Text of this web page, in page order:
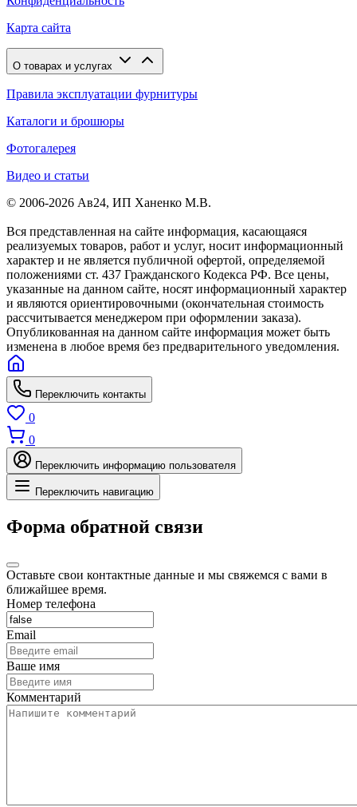
Карта сайта
О товарах и услугах
Правила эксплуатации фурнитуры
Каталоги и брошюры
Фотогалерея
Видео и статьи
© 2006-2026 Ав24, ИП Ханенко М.В.
Вся представленная на сайте информация, касающаяся
реализуемых товаров, работ и услуг, носит информационный
характер и не является публичной офертой, определяемой
положениями ст. 437 Гражданского Кодекса РФ. Все цены,
указанные на данном сайте, носят информационный характер
и являются ориентировочными (окончательная стоимость
рассчитывается менеджером при оформлении заказа).
Опубликованная на данном сайте информация может быть
изменена в любое время без предварительного уведомления.
Переключить контакты
0
0
Переключить информацию пользователя
Переключить навигацию
Форма обратной связи
Оставьте свои контактные данные и мы свяжемся с вами в
ближайшее время.
Номер телефона
Email
Ваше имя
Комментарий